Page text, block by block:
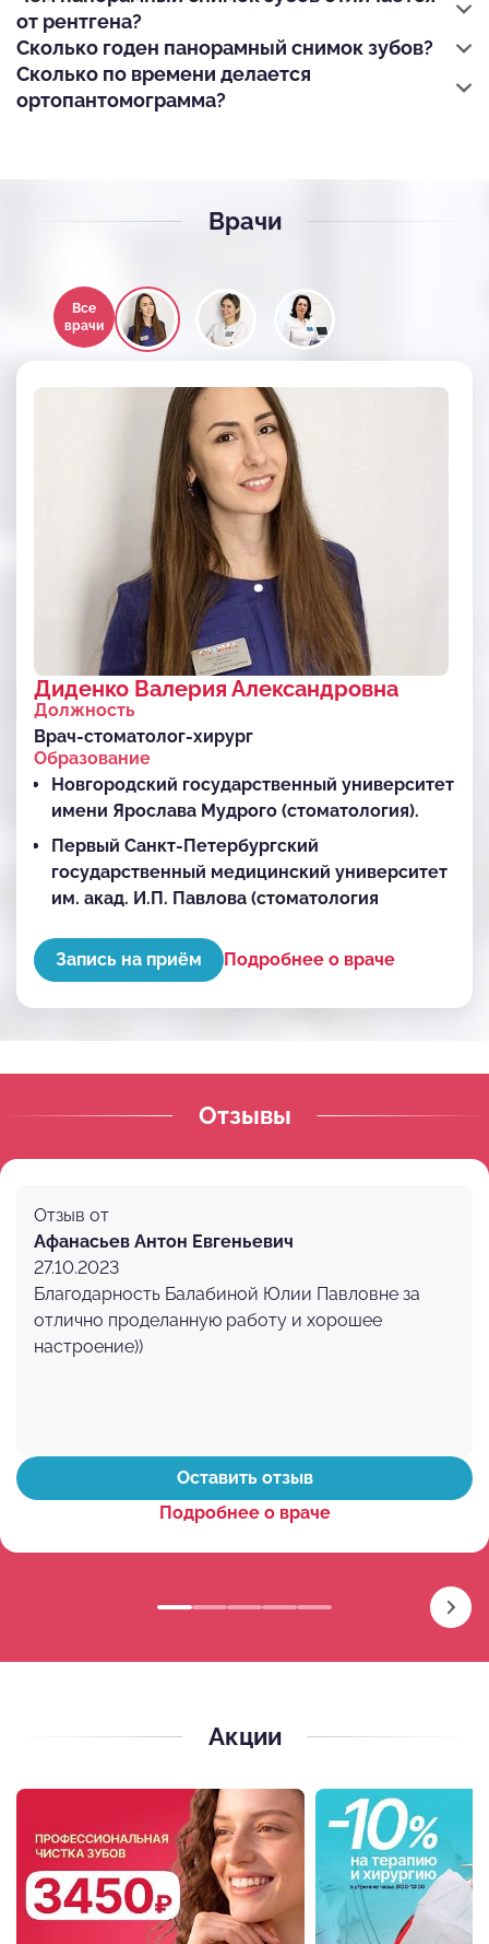
от рентгена?
Сколько годен панорамный снимок зубов?
Сколько по времени делается
ортопантомограмма?
Врачи
Диденко Валерия Александровна
Должность
Врач-стоматолог-хирург
Образование
Новгородский государственный университет
имени Ярослава Мудрого (стоматология).
Первый Санкт-Петербургский
государственный медицинский университет
им. акад. И.П. Павлова (стоматология
Запись на приём
Подробнее о враче
Все
врачи
Отзывы
Отзыв от
Афанасьев Антон Евгеньевич
27.10.2023
Благодарность Балабиной Юлии Павловне за
отлично проделанную работу и хорошее
настроение))
Оставить отзыв
Подробнее о враче
Акции